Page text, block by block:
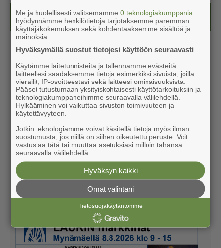
Näköislehdet
Me ja huolellisesti valitsemamme0 teknologiakumppania
hyödynnämme henkilötietoja tarjotaksemme paremman
käyttäjäkokemuksen sekä kohdentaaksemme sisältöä ja
mainoksia.
Hyväksymällä suostut tietojesi käyttöön seuraavasti
Käytämme laitetunnisteita ja tallennamme evästeitä
laitteellesi saadaksemme tietoja esimerkiksi sivuista, joilla
vierailit, IP-osoitteestasi sekä laitteesi ominaisuuksista.
Pääset tutustumaan yksityiskohtaisesti käyttötarkoituksiin ja
teknologiakumppaneihimme seuraavalla välilehdellä.
Hylkääminen voi vaikuttaa sivuston toimivuuteen ja
käytettävyyteen.
Jotkin teknologiamme voivat käsitellä tietoja myös ilman
suostumusta, jos niillä on siihen oikeutettu peruste. Voit
vastustaa tätä tai muuttaa asetuksiasi milloin tahansa
seuraavalla välilehdellä.
Hyväksyn kaikki
Omat valintani
Tietosuojakäytäntömme